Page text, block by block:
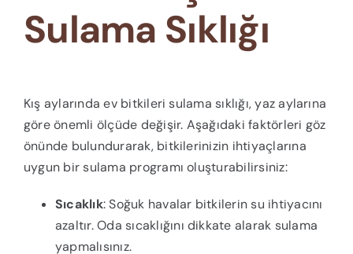
Sulama Sıklığı
Kış aylarında ev bitkileri sulama sıklığı, yaz aylarına
göre önemli ölçüde değişir. Aşağıdaki faktörleri göz
önünde bulundurarak, bitkilerinizin ihtiyaçlarına
uygun bir sulama programı oluşturabilirsiniz:
Sıcaklık: Soğuk havalar bitkilerin su ihtiyacını
azaltır. Oda sıcaklığını dikkate alarak sulama
yapmalısınız.